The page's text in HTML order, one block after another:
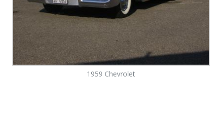
1959 Chevrolet